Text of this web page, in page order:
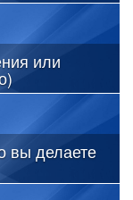
или
вы делаете